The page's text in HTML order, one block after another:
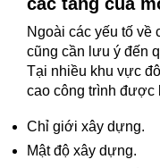
Ngoài các yếu tố về
cũng cần lưu ý đến
Tại nhiều khu vực
cao công trình được
Chỉ giới xây dựng.
Mật độ xây dựng.